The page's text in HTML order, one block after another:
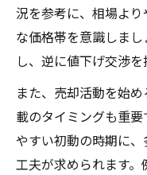
況を参考に、相場よ
な価格帯を意識しま
し、逆に値下げ交渉を
また、売却活動を始
載のタイミングも重
やすい初動の時期に
工夫が求められます